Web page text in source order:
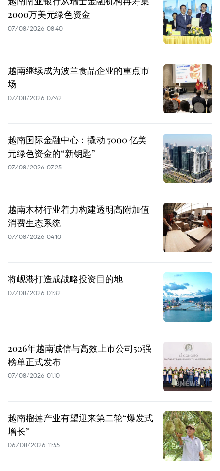
2000万美元绿色资金
07/08/2026 08:40
越南继续成为波兰食品企业的重点市
场
07/08/2026 07:42
越南国际金融中心：撬动 7000 亿美
元绿色资金的“新钥匙”
07/08/2026 07:25
越南木材行业着力构建透明高附加值
消费生态系统
07/08/2026 04:10
将岘港打造成战略投资目的地
07/08/2026 01:32
2026年越南诚信与高效上市公司50强
榜单正式发布
07/08/2026 01:10
越南榴莲产业有望迎来第二轮“爆发式
增长”
06/08/2026 11:55